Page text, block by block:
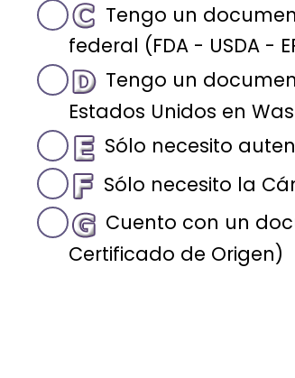
Tengo un
federal (FDA - USDA -
Tengo un
Estados Unidos en
Sólo necesito
Sólo necesito la
Cuento con un
Certificado de Origen)